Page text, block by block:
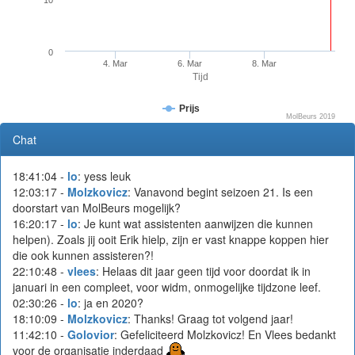
Tijd
Prijs
4. Mar 6. Mar 8. Mar
0
MolBeurs 2019
Chat
18:41:04 - lo: yess leuk
12:03:17 - Molzkovicz: Vanavond begint seizoen 21. Is een
doorstart van MolBeurs mogelijk?
16:20:17 - lo: Je kunt wat assistenten aanwijzen die kunnen
helpen). Zoals jij ooit Erik hielp, zijn er vast knappe koppen hier
die ook kunnen assisteren?!
22:10:48 - vlees: Helaas dit jaar geen tijd voor doordat ik in
januari in een compleet, voor widm, onmogelijke tijdzone leef.
02:30:26 - lo: ja en 2020?
18:10:09 - Molzkovicz: Thanks! Graag tot volgend jaar!
11:42:10 - Golovior: Gefeliciteerd Molzkovicz! En Vlees bedankt
voor de organisatie inderdaad